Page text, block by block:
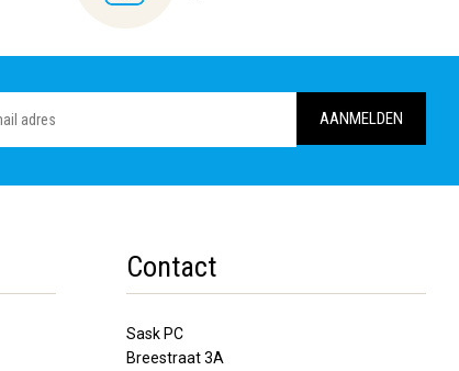
Contact
Sask PC
Breestraat 3A